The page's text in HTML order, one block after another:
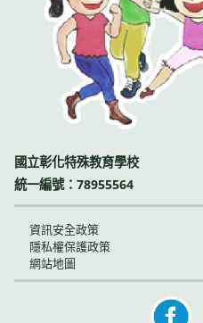
國立彰化特殊教育學校
統一編號：78955564
資訊安全政策
隱私權保護政策
網站地圖